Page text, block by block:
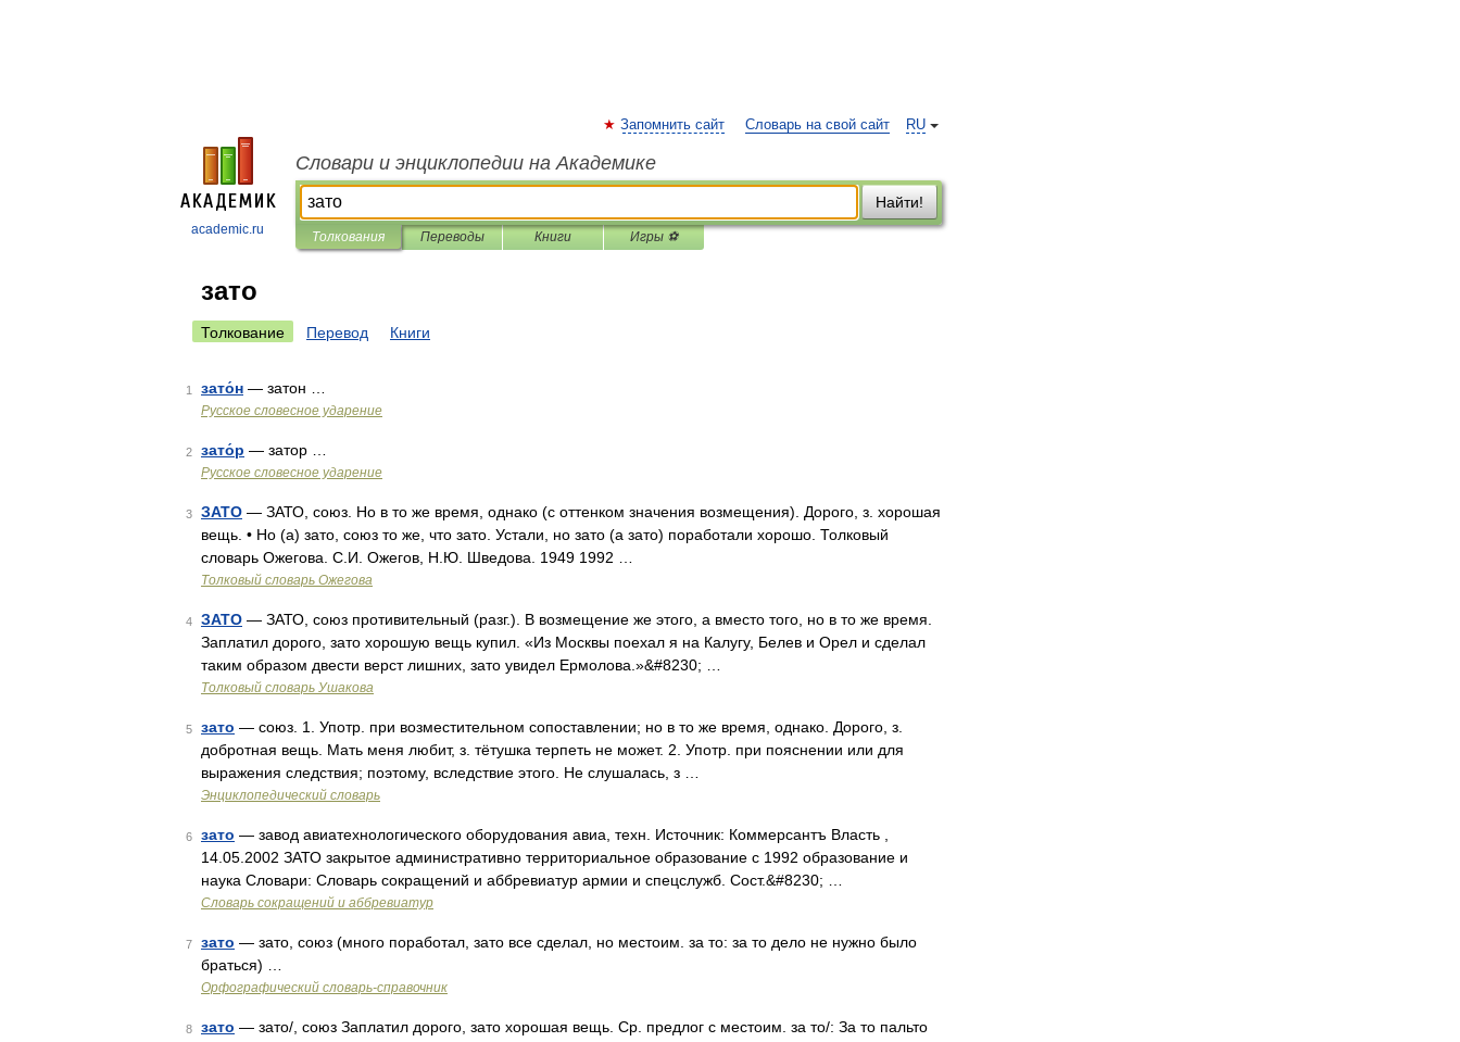
academic.ru
RU
Запомнить сайт Словарь на свой сайт
Словари и энциклопедии на Академике
Найти!
Толкования Переводы Книги Игры ⚽
зато
Толкование Перевод Книги
1 зато́н — затон …
Русское словесное ударение
2 зато́р — затор …
Русское словесное ударение
3 ЗАТО — ЗАТО, союз. Но в то же время, однако (с оттенком значения возмещения). Дорого, з. хорошая
вещь. • Но (а) зато, союз то же, что зато. Устали, но зато (а зато) поработали хорошо. Толковый
словарь Ожегова. С.И. Ожегов, Н.Ю. Шведова. 1949 1992 …
Толковый словарь Ожегова
4 ЗАТО — ЗАТО, союз противительный (разг.). В возмещение же этого, а вместо того, но в то же время.
Заплатил дорого, зато хорошую вещь купил. «Из Москвы поехал я на Калугу, Белев и Орел и сделал
таким образом двести верст лишних, зато увидел Ермолова.»&#8230; …
Толковый словарь Ушакова
5 зато — союз. 1. Употр. при возместительном сопоставлении; но в то же время, однако. Дорого, з.
добротная вещь. Мать меня любит, з. тётушка терпеть не может. 2. Употр. при пояснении или для
выражения следствия; поэтому, вследствие этого. Не слушалась, з …
Энциклопедический словарь
6 зато — завод авиатехнологического оборудования авиа, техн. Источник: Коммерсантъ Власть ,
14.05.2002 ЗАТО закрытое административно территориальное образование с 1992 образование и
наука Словари: Словарь сокращений и аббревиатур армии и спецслужб. Сост.&#8230; …
Словарь сокращений и аббревиатур
7 зато — зато, союз (много поработал, зато все сделал, но местоим. за то: за то дело не нужно было
браться) …
Орфографический словарь-справочник
8 зато — зато/, союз Заплатил дорого, зато хорошая вещь. Ср. предлог с местоим. за то/: За то пальто